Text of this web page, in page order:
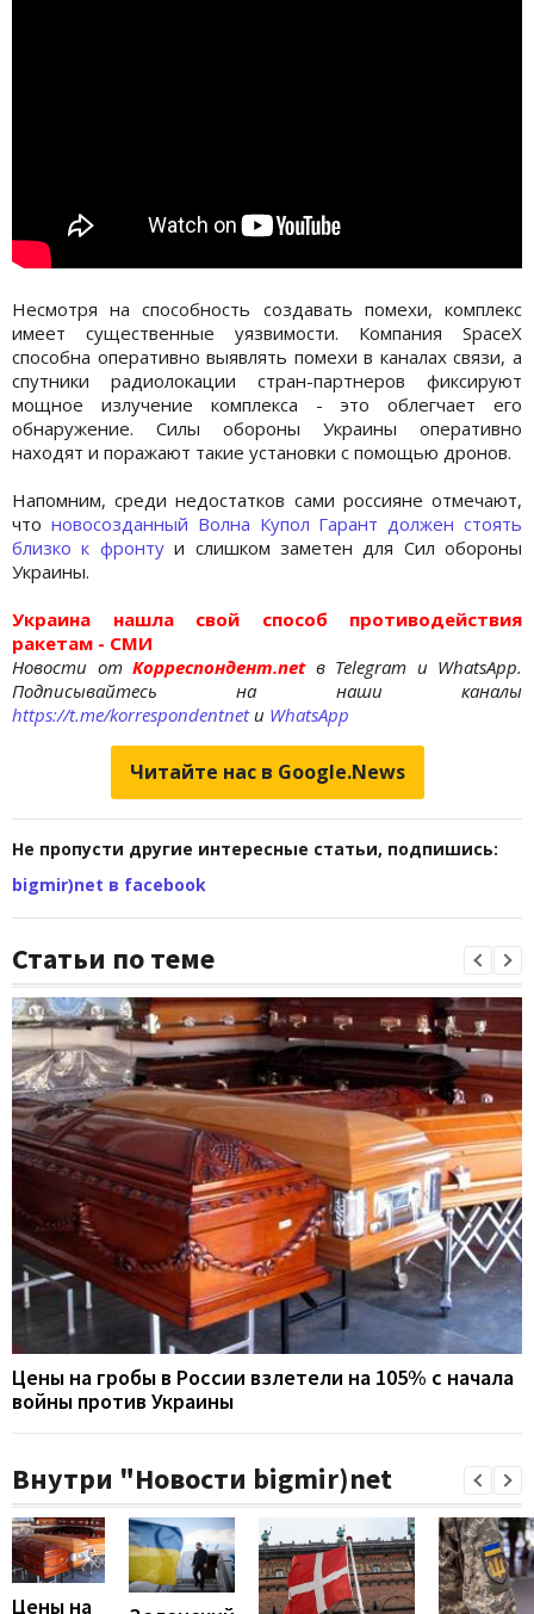
Несмотря на способность создавать помехи, комплекс
имеет существенные уязвимости. Компания SpaceX
способна оперативно выявлять помехи в каналах связи, а
спутники радиолокации стран-партнеров фиксируют
мощное излучение комплекса - это облегчает его
обнаружение. Силы обороны Украины оперативно
находят и поражают такие установки с помощью дронов.
Напомним, среди недостатков сами россияне отмечают,
что новосозданный Волна Купол Гарант должен стоять
близко к фронтуи слишком заметен для Сил обороны
Украины.
Украина нашла свой способ противодействия
ракетам - СМИ
Новости отКорреспондент.net в Telegram и WhatsApp.
Подписывайтесь на наши каналы
https://t.me/korrespondentnetи WhatsApp
Читайте нас в Google.News
Не пропусти другие интересные статьи, подпишись:
bigmir)net в facebook
Статьи по теме
Цены на гробы в России взлетели на 105% с начала
войны против Украины
Внутри "Новости bigmir)net
Цены на